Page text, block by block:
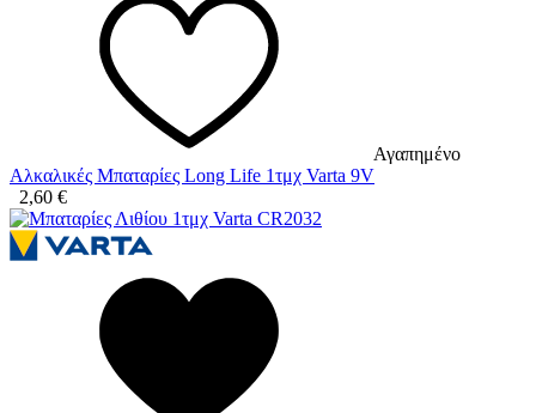
Αγαπημένο
Αλκαλικές Μπαταρίες Long Life 1τμχ Varta 9V
2,60 €